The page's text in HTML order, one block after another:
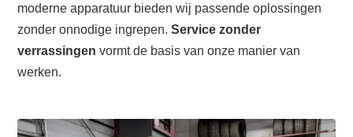
moderne apparatuur bieden wij passende oplossingen
zonder onnodige ingrepen.Service zonder
verrassingen vormt de basis van onze manier van
werken.